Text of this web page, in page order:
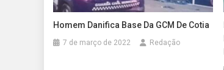
Homem Danifica Base Da GCM De Cotia
7 de março de 2022 Redação